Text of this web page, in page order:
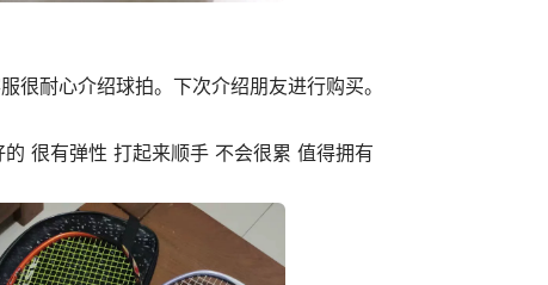
很耐心介绍球拍。下次介绍朋友进行购买。
很有弹性 打起来顺手 不会很累 值得拥有